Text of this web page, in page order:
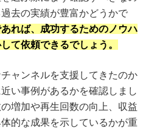
去の実績が豊富かどうかで
れば、成功するためのノウハ
て依頼できるでしょう。
ャンネルを支援してきたのか
い事例があるかを確認しまし
増加や再生回数の向上、収益
的な成果を示しているかが重